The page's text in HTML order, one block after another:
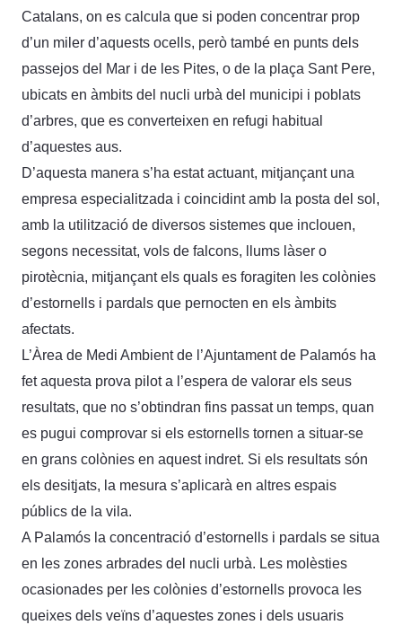
Catalans, on es calcula que si poden concentrar prop
d’un miler d’aquests ocells, però també en punts dels
passejos del Mar i de les Pites, o de la plaça Sant Pere,
ubicats en àmbits del nucli urbà del municipi i poblats
d’arbres, que es converteixen en refugi habitual
d’aquestes aus.
D’aquesta manera s’ha estat actuant, mitjançant una
empresa especialitzada i coincidint amb la posta del sol,
amb la utilització de diversos sistemes que inclouen,
segons necessitat, vols de falcons, llums làser o
pirotècnia, mitjançant els quals es foragiten les colònies
d’estornells i pardals que pernocten en els àmbits
afectats.
L’Àrea de Medi Ambient de l’Ajuntament de Palamós ha
fet aquesta prova pilot a l’espera de valorar els seus
resultats, que no s’obtindran fins passat un temps, quan
es pugui comprovar si els estornells tornen a situar-se
en grans colònies en aquest indret. Si els resultats són
els desitjats, la mesura s’aplicarà en altres espais
públics de la vila.
A Palamós la concentració d’estornells i pardals se situa
en les zones arbrades del nucli urbà. Les molèsties
ocasionades per les colònies d’estornells provoca les
queixes dels veïns d’aquestes zones i dels usuaris